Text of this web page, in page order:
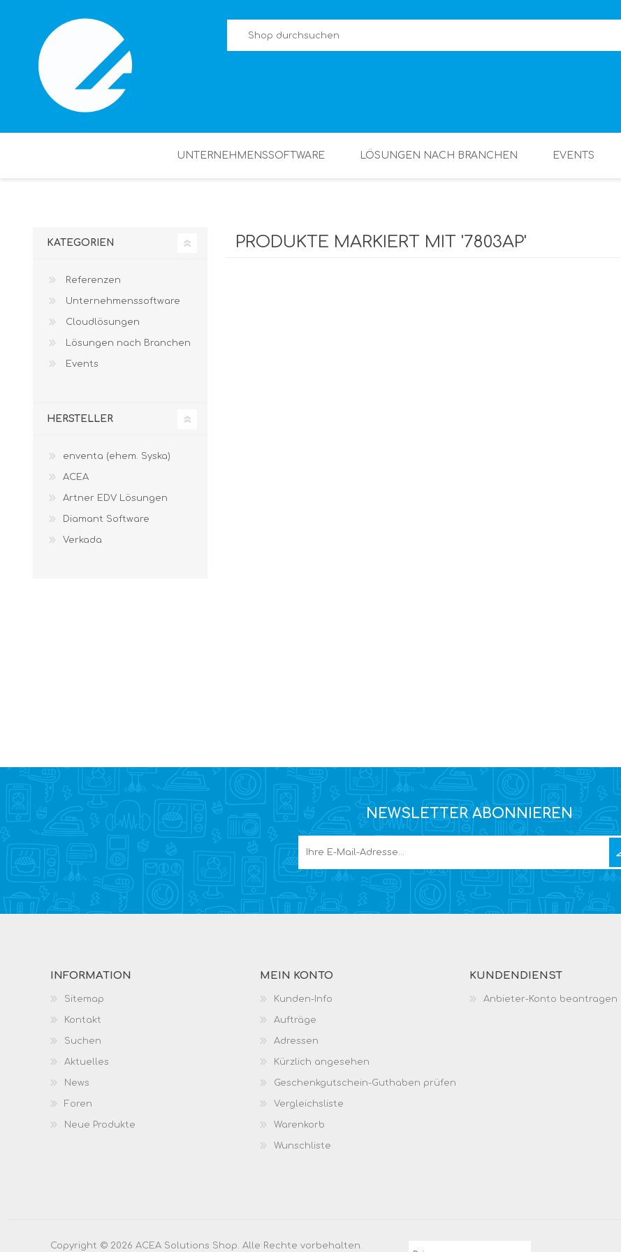
UNTERNEHMENSSOFTWARE LÖSUNGEN NACH BRANCHEN EVENTS
PRODUKTE MARKIERT MIT '7803AP'
KATEGORIEN
Referenzen
Unternehmenssoftware
Cloudlösungen
Lösungen nach Branchen
Events
HERSTELLER
enventa (ehem. Syska)
ACEA
Artner EDV Lösungen
Diamant Software
Verkada
NEWSLETTER ABONNIEREN
INFORMATION
Sitemap
Kontakt
Suchen
Aktuelles
News
Foren
Neue Produkte
MEIN KONTO
Kunden-Info
Aufträge
Adressen
Kürzlich angesehen
Geschenkgutschein-Guthaben prüfen
Vergleichsliste
Warenkorb
Wunschliste
KUNDENDIENST
Anbieter-Konto beantragen
Copyright © 2026 ACEA Solutions Shop. Alle Rechte vorbehalten.